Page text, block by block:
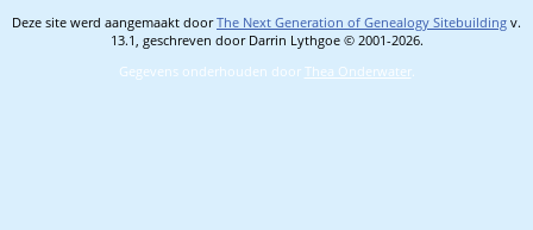
Deze site werd aangemaakt doorThe Next Generation of Genealogy Sitebuilding v.
13.1, geschreven door Darrin Lythgoe © 2001-2026.
Gegevens onderhouden door Thea Onderwater.